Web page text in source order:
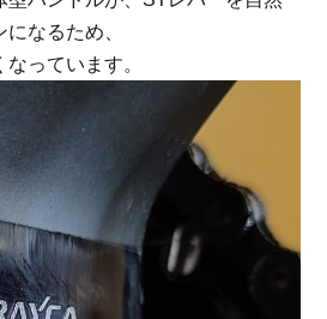
なるため、
っています。